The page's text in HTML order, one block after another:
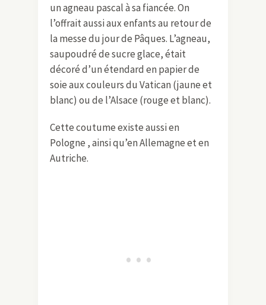
un agneau pascal à sa fiancée. On
l’offrait aussi aux enfants au retour de
la messe du jour de Pâques. L’agneau,
saupoudré de sucre glace, était
décoré d’un étendard en papier de
soie aux couleurs du Vatican (jaune et
blanc) ou de l’Alsace (rouge et blanc).
Cette coutume existe aussi en
Pologne , ainsi qu’en Allemagne et en
Autriche.